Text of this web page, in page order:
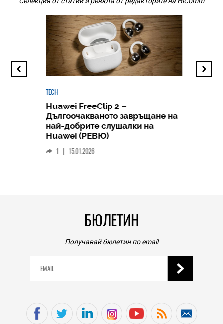
TECH
Huawei FreeClip 2 –
Дългоочакваното завръщане на
най-добрите слушалки на
Huawei (РЕВЮ)
1 15.01.2026
БЮЛЕТИН
Получавай бюлетин по email